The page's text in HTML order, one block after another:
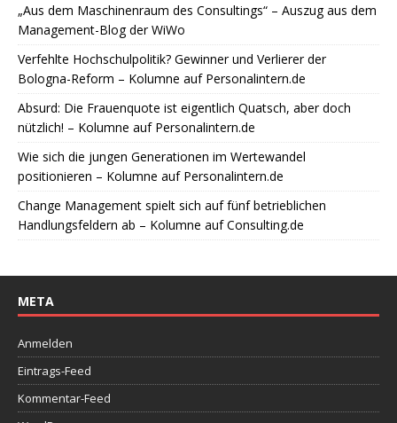
„Aus dem Maschinenraum des Consultings“ – Auszug aus dem
Management-Blog der WiWo
Verfehlte Hochschulpolitik? Gewinner und Verlierer der
Bologna-Reform – Kolumne auf Personalintern.de
Absurd: Die Frauenquote ist eigentlich Quatsch, aber doch
nützlich! – Kolumne auf Personalintern.de
Wie sich die jungen Generationen im Wertewandel
positionieren – Kolumne auf Personalintern.de
Change Management spielt sich auf fünf betrieblichen
Handlungsfeldern ab – Kolumne auf Consulting.de
META
Anmelden
Eintrags-Feed
Kommentar-Feed